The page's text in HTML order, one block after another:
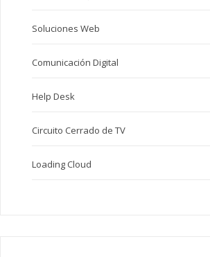
Soluciones Web
Comunicación Digital
Help Desk
Circuito Cerrado de TV
Loading Cloud